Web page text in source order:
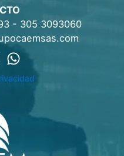
- 305 3093060